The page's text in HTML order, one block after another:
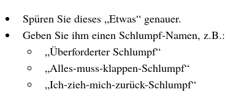
Spüren Sie dieses „Etwas“ genauer.
Geben Sie ihm einen Schlumpf-Namen, z.B.:
„Überforderter Schlumpf“
„Alles-muss-klappen-Schlumpf“
„Ich-zieh-mich-zurück-Schlumpf“